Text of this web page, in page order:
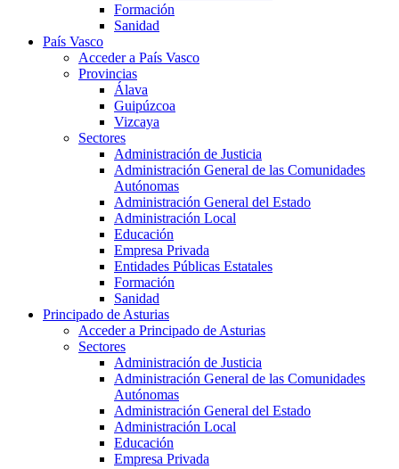
Formación
Sanidad
País Vasco
Acceder a País Vasco
Provincias
Álava
Guipúzcoa
Vizcaya
Sectores
Administración de Justicia
Administración General de las Comunidades
Autónomas
Administración General del Estado
Administración Local
Educación
Empresa Privada
Entidades Públicas Estatales
Formación
Sanidad
Principado de Asturias
Acceder a Principado de Asturias
Sectores
Administración de Justicia
Administración General de las Comunidades
Autónomas
Administración General del Estado
Administración Local
Educación
Empresa Privada